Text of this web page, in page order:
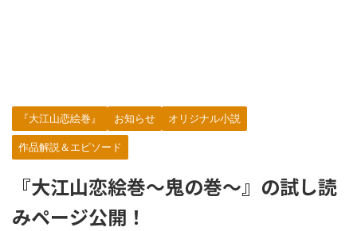
『大江山恋絵巻』 お知らせ オリジナル小説
作品解説＆エピソード
『大江山恋絵巻～鬼の巻～』の試し読
みページ公開！